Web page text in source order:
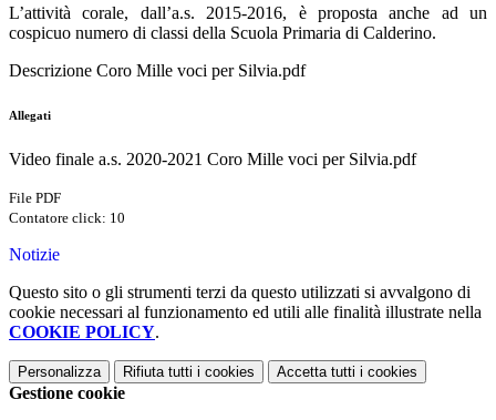
L’attività corale, dall’a.s. 2015-2016, è proposta anche ad un
cospicuo numero di classi della Scuola Primaria di Calderino.
Descrizione Coro Mille voci per Silvia.pdf
Allegati
Video finale a.s. 2020-2021 Coro Mille voci per Silvia.pdf
File PDF
Contatore click: 10
Notizie
Questo sito o gli strumenti terzi da questo utilizzati si avvalgono di
cookie necessari al funzionamento ed utili alle finalità illustrate nella
COOKIE POLICY.
Personalizza Rifiuta tutti i cookies Accetta tutti i cookies
Gestione cookie